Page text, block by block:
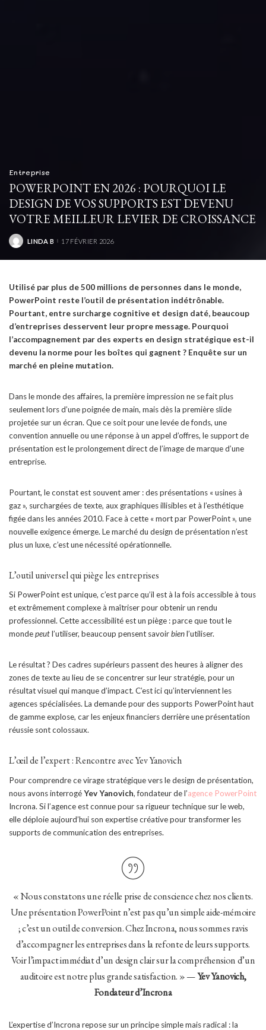
Entreprise
POWERPOINT EN 2026 : POURQUOI LE
DESIGN DE VOS SUPPORTS EST DEVENU
VOTRE MEILLEUR LEVIER DE CROISSANCE
POSTED
LINDA B 17 FÉVRIER 2026
Utilisé par plus de 500 millions de personnes dans le monde,
PowerPoint reste l’outil de présentation indétrônable.
Pourtant, entre surcharge cognitive et design daté, beaucoup
d’entreprises desservent leur propre message. Pourquoi
l’accompagnement par des experts en design stratégique est-il
devenu la norme pour les boîtes qui gagnent ? Enquête sur un
marché en pleine mutation.
Dans le monde des affaires, la première impression ne se fait plus
seulement lors d’une poignée de main, mais dès la première slide
projetée sur un écran. Que ce soit pour une levée de fonds, une
convention annuelle ou une réponse à un appel d’offres, le support de
présentation est le prolongement direct de l’image de marque d’une
entreprise.
Pourtant, le constat est souvent amer : des présentations « usines à
gaz », surchargées de texte, aux graphiques illisibles et à l’esthétique
figée dans les années 2010. Face à cette « mort par PowerPoint », une
nouvelle exigence émerge. Le marché du design de présentation n’est
plus un luxe, c’est une nécessité opérationnelle.
L’outil universel qui piège les entreprises
Si PowerPoint est unique, c’est parce qu’il est à la fois accessible à tous
et extrêmement complexe à maîtriser pour obtenir un rendu
professionnel. Cette accessibilité est un piège : parce que tout le
mondepeutl’utiliser, beaucoup pensent savoirbienl’utiliser.
Le résultat ? Des cadres supérieurs passent des heures à aligner des
zones de texte au lieu de se concentrer sur leur stratégie, pour un
résultat visuel qui manque d’impact. C’est ici qu’interviennent les
agences spécialisées. La demande pour des supports PowerPoint haut
de gamme explose, car les enjeux financiers derrière une présentation
réussie sont colossaux.
L’œil de l’expert : Rencontre avec Yev Yanovich
Pour comprendre ce virage stratégique vers le design de présentation,
nous avons interrogéYev Yanovich, fondateur de l’agence PowerPoint
Incrona. Si l’agence est connue pour sa rigueur technique sur le web,
elle déploie aujourd’hui son expertise créative pour transformer les
supports de communication des entreprises.
« Nous constatons une réelle prise de conscience chez nos clients.
Une présentation PowerPoint n’est pas qu’un simple aide-mémoire
; c’est un outil de conversion. Chez Incrona, nous sommes ravis
d’accompagner les entreprises dans la refonte de leurs supports.
Voir l’impact immédiat d’un design clair sur la compréhension d’un
auditoire est notre plus grande satisfaction. » —Yev Yanovich,
Fondateur d’Incrona
L’expertise d’Incrona repose sur un principe simple mais radical : la